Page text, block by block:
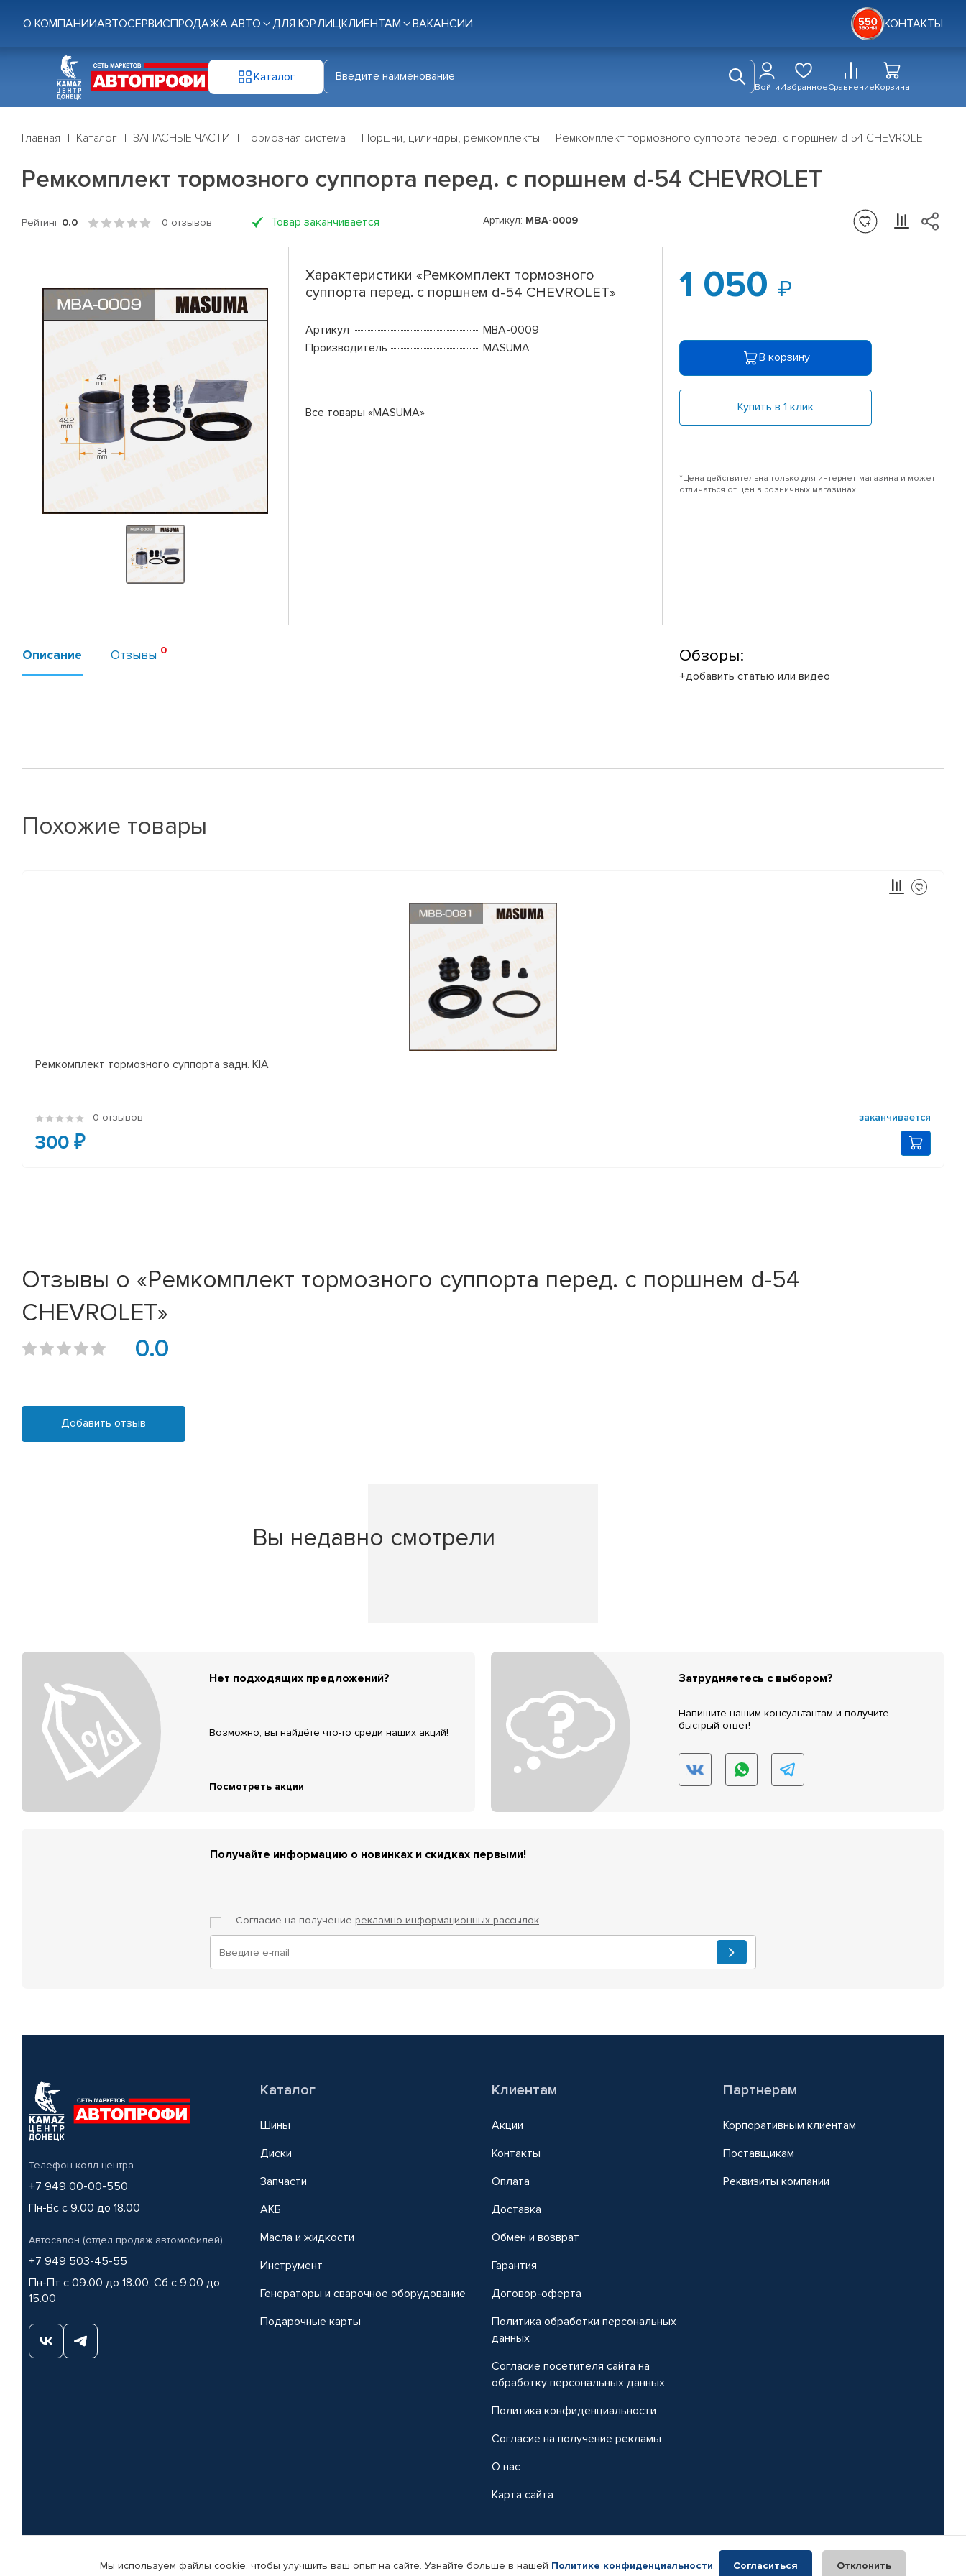
О КОМПАНИИАВТОСЕРВИСПРОДАЖА АВТО ДЛЯ ЮР.ЛИЦКЛИЕНТАМ ВАКАНСИИ КОНТАКТЫ
Каталог
ВойтиИзбранноеСравнениеКорзина
Главная Каталог ЗАПАСНЫЕ ЧАСТИ Тормозная система Поршни, цилиндры, ремкомплекты Ремкомплект тормозного суппорта перед. с поршнем d-54 CHEVROLET
Ремкомплект тормозного суппорта перед. с поршнем d-54 CHEVROLET
Рейтинг 0.0 0 отзывов Товар заканчивается Артикул: MBA-0009
Характеристики «Ремкомплект тормозного
суппорта перед. с поршнем d-54 CHEVROLET»
Артикул
MBA-0009
Производитель
MASUMA
Все товары «MASUMA»
1 050
В корзину
Купить в 1 клик
*Цена действительна только для интернет-магазина и может
отличаться от цен в розничных магазинах
Описание Отзывы Обзоры:
+добавить статью или видео
Похожие товары
Ремкомплект тормозного суппорта задн. KIA
0 отзывов заканчивается
300 ₽
Отзывы о «Ремкомплект тормозного суппорта перед. с поршнем d-54
CHEVROLET»
0.0
Добавить отзыв
Вы недавно смотрели
Нет подходящих предложений?
Возможно, вы найдёте что-то среди наших акций!
Посмотреть акции
Затрудняетесь с выбором?
Напишите нашим консультантам и получите
быстрый ответ!
Получайте информацию о новинках и скидках первыми!
Согласие на получение рекламно-информационных рассылок
Телефон колл-центра
+7 949 00-00-550
Пн-Вс с 9.00 до 18.00
Автосалон (отдел продаж автомобилей)
+7 949 503-45-55
Пн-Пт с 09.00 до 18.00, Сб с 9.00 до
15.00
Каталог
Шины
Диски
Запчасти
АКБ
Масла и жидкости
Инструмент
Генераторы и сварочное оборудование
Подарочные карты
Клиентам
Акции
Контакты
Оплата
Доставка
Обмен и возврат
Гарантия
Договор-оферта
Политика обработки персональных
данных
Согласие посетителя сайта на
обработку персональных данных
Политика конфиденциальности
Согласие на получение рекламы
О нас
Карта сайта
Партнерам
Корпоративным клиентам
Поставщикам
Реквизиты компании
© КАМАЗ ЦЕНТР ДОНЕЦК, 2015-2026. Все права защищены. Интернет-магазин автомобильных товаров Автопрофи.
Мы используем файлы cookie, чтобы улучшить ваш опыт на сайте. Узнайте больше в нашей Политике конфиденциальности. Согласиться Отклонить